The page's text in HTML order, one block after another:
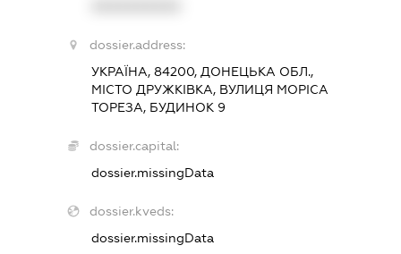
dossier.address:
УКРАЇНА, 84200, ДОНЕЦЬКА ОБЛ.,
МІСТО ДРУЖКІВКА, ВУЛИЦЯ МОРІСА
ТОРЕЗА, БУДИНОК 9
dossier.capital:
dossier.missingData
dossier.kveds:
dossier.missingData